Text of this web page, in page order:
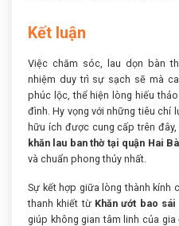
Kết luận
Việc chăm sóc, lau dọn bàn
nhiệm duy trì sự sạch sẽ mà
phúc lộc, thể hiện lòng hiếu
đình. Hy vọng với những tiêu chí
hữu ích được cung cấp trên
khăn lau ban thờ tại quận Hai
và chuẩn phong thủy nhất.
Sự kết hợp giữa lòng thành kính
thanh khiết từ Khăn ướt bao sái
giúp không gian tâm linh của